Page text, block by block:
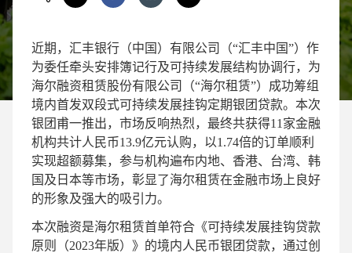
近期，汇丰银行（中国）有限公司（“汇丰中国”）作
为委任牵头安排簿记行及可持续发展结构协调行，为
海尔融资租赁股份有限公司（“海尔租赁”）成功筹组
境内首发双段式可持续发展挂钩定期银团贷款。本次
银团甫一推出，市场反响热烈，最终共获得11家金融
机构共计人民币13.9亿元认购，以1.74倍的订单顺利
实现超额募集，参与机构遍布内地、香港、台湾、韩
国及日本等市场，彰显了海尔租赁在金融市场上良好
的形象及强大的吸引力。
本次融资是海尔租赁首单符合《可持续发展挂钩贷款
原则（2023年版）》的境内人民币银团贷款，通过创